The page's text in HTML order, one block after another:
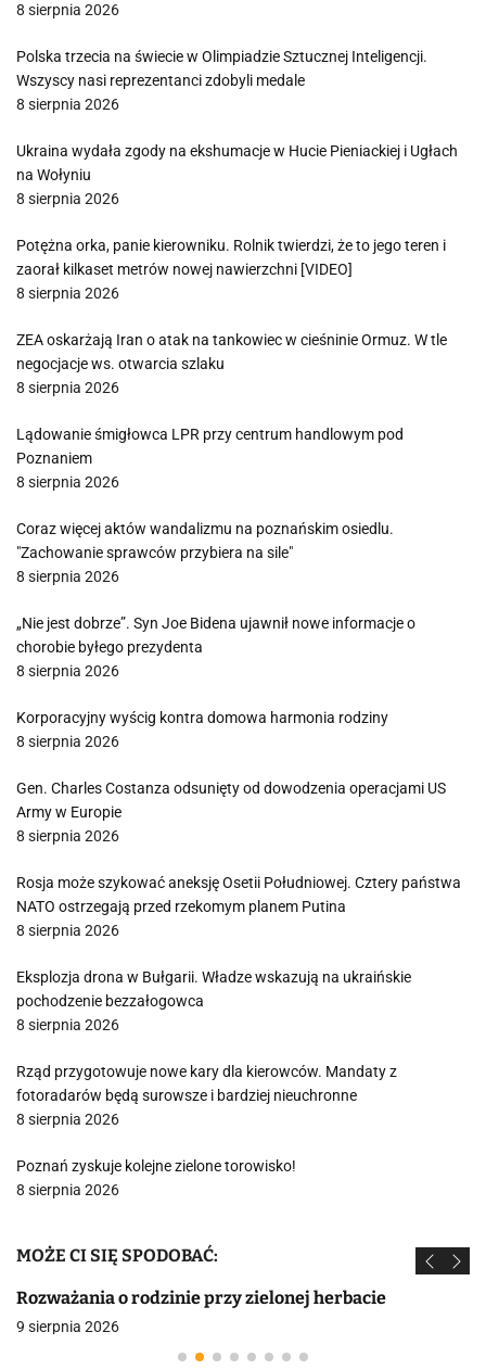
8 sierpnia 2026
Polska trzecia na świecie w Olimpiadzie Sztucznej Inteligencji.
Wszyscy nasi reprezentanci zdobyli medale
8 sierpnia 2026
Ukraina wydała zgody na ekshumacje w Hucie Pieniackiej i Ugłach
na Wołyniu
8 sierpnia 2026
Potężna orka, panie kierowniku. Rolnik twierdzi, że to jego teren i
zaorał kilkaset metrów nowej nawierzchni [VIDEO]
8 sierpnia 2026
ZEA oskarżają Iran o atak na tankowiec w cieśninie Ormuz. W tle
negocjacje ws. otwarcia szlaku
8 sierpnia 2026
Lądowanie śmigłowca LPR przy centrum handlowym pod
Poznaniem
8 sierpnia 2026
Coraz więcej aktów wandalizmu na poznańskim osiedlu.
"Zachowanie sprawców przybiera na sile"
8 sierpnia 2026
„Nie jest dobrze”. Syn Joe Bidena ujawnił nowe informacje o
chorobie byłego prezydenta
8 sierpnia 2026
Korporacyjny wyścig kontra domowa harmonia rodziny
8 sierpnia 2026
Gen. Charles Costanza odsunięty od dowodzenia operacjami US
Army w Europie
8 sierpnia 2026
Rosja może szykować aneksję Osetii Południowej. Cztery państwa
NATO ostrzegają przed rzekomym planem Putina
8 sierpnia 2026
Eksplozja drona w Bułgarii. Władze wskazują na ukraińskie
pochodzenie bezzałogowca
8 sierpnia 2026
Rząd przygotowuje nowe kary dla kierowców. Mandaty z
fotoradarów będą surowsze i bardziej nieuchronne
8 sierpnia 2026
Poznań zyskuje kolejne zielone torowisko!
8 sierpnia 2026
MOŻE CI SIĘ SPODOBAĆ:
Rozważania o rodzinie przy zielonej herbacie
9 sierpnia 2026